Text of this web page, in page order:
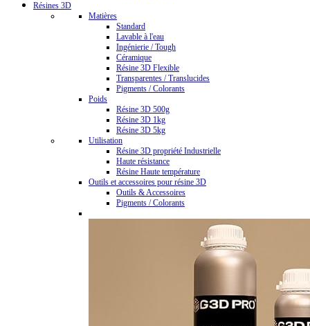
Résines 3D
Matières
Standard
Lavable à l'eau
Ingénierie / Tough
Céramique
Résine 3D Flexible
Transparentes / Translucides
Pigments / Colorants
Poids
Résine 3D 500g
Résine 3D 1kg
Résine 3D 5kg
Utilisation
Résine 3D propriété Industrielle
Haute résistance
Résine Haute température
Outils et accessoires pour résine 3D
Outils & Accessoires
Pigments / Colorants